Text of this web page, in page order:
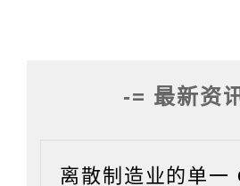
-= 最新资
离散制造业的单一